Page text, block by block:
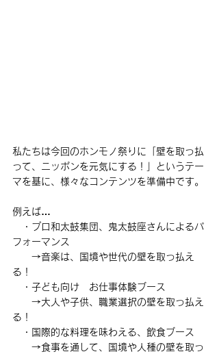
私たちは今回のホンモノ祭りに「壁を取っ払
って、ニッポンを元気にする！」というテー
マを基に、様々なコンテンツを準備中です。
例えば…
・プロ和太鼓集団、鬼太鼓座さんによるパ
フォーマンス
→音楽は、国境や世代の壁を取っ払え
る！
・子ども向け　お仕事体験ブース
→大人や子供、職業選択の壁を取っ払え
る！
・国際的な料理を味わえる、飲食ブース
→食事を通して、国境や人種の壁を取っ